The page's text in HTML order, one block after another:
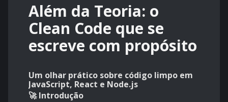
Além da Teoria: o
Clean Code que se
escreve com propósito
Um olhar prático sobre código limpo em
JavaScript, React e Node.js
🚀 Introdução